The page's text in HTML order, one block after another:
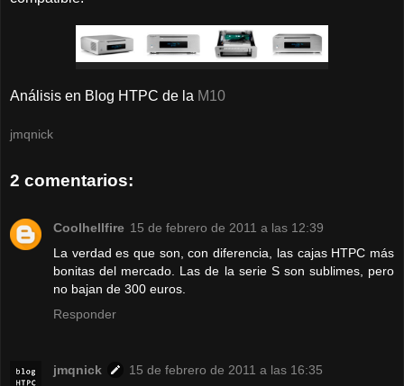
Análisis en Blog HTPC de la M10
jmqnick
2 comentarios:
Coolhellfire 15 de febrero de 2011 a las 12:39
La verdad es que son, con diferencia, las cajas HTPC más
bonitas del mercado. Las de la serie S son sublimes, pero
no bajan de 300 euros.
Responder
jmqnick
15 de febrero de 2011 a las 16:35